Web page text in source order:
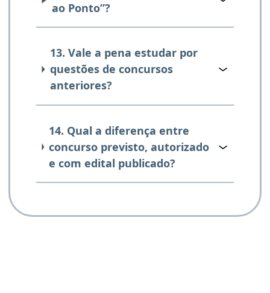
ao Ponto”?
13. Vale a pena estudar por
questões de concursos
anteriores?
14. Qual a diferença entre
concurso previsto, autorizado
e com edital publicado?